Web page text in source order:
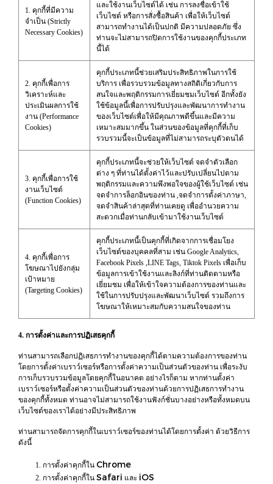
1. คุกกี้ที่มีความ
จำเป็น (Strictly
Necessary Cookies)
และใช้งานเว็บไซต์ได้ เช่น การลงชื่อเข้าใช้
เว็บไซต์ หรือการสั่งซื้อสินค้า เพื่อให้เว็บไซต์
สามารถทำงานได้เป็นปกติ มีความปลอดภัย ซึ่ง
ท่านจะไม่สามารถปิดการใช้งานของคุกกี้ประเภท
นี้ได้
2. คุกกี้เพื่อการ
วิเคราะห์และ
ประเมินผลการใช้
งาน (Performance
Cookies)
คุกกี้ประเภทนี้ช่วยเสริมประสิทธิภาพในการใช้
บริการ เพื่อรวบรวมข้อมูลทางสถิติเกี่ยวกับการ
สนใจและพฤติกรรมการเยี่ยมชมเว็บไซต์ อีกทั้งยัง
ใช้ข้อมูลนี้เพื่อการปรับปรุงและพัฒนาการทำงาน
ของเว็บไซต์เพื่อให้มีคุณภาพดีขึ้นและมีความ
เหมาะสมมากขึ้น ในส่วนของข้อมูลที่คุกกี้ที่เก็บ
รวบรวมนี้จะเป็นข้อมูลที่ไม่สามารถระบุตัวตนได้
3. คุกกี้เพื่อการใช้
งานเว็บไซต์
(Function Cookies)
คุกกี้ประเภทนี้จะช่วยให้เว็บไซต์ จดจำตัวเลือก
ต่าง ๆ ที่ท่านได้ตั้งค่าไว้และปรับเปลี่ยนไปตาม
พฤติกรรมและความพึงพอใจของผู้ใช้เว็บไซต์ เช่น
จดจำการล็อกอินของท่าน ,จดจำการตั้งค่าภาษา,
จดจำสินค้าล่าสุดที่ท่านเคยดู เพื่ออำนวยความ
สะดวกเมื่อท่านกลับเข้ามาใช้งานเว็บไซต์
4. คุกกี้เพื่อการ
โฆษณาไปยังกลุ่ม
เป้าหมาย
(Targeting Cookies)
คุกกี้ประเภทนี้เป็นคุกกี้ที่เกิดจากการเชื่อมโยง
เว็บไซต์ของบุคคลที่สาม เช่น Google Analytics,
Facebook Pixels ,LINE Tags, Tiktok Pixels เพื่อเก็บ
ข้อมูลการเข้าใช้งานและลิงก์ที่ท่านติดตามหรือ
เยี่ยมชม เพื่อให้เข้าใจความต้องการของท่านและ
ใช้ในการปรับปรุงและพัฒนาเว็บไซต์ รวมถึงการ
โฆษณาให้เหมาะสมกับความสนใจของท่าน
4. การตั้งค่าและการปฏิเสธคุกกี้
ท่านสามารถเลือกปฏิเสธการทำงานของคุกกี้ได้ตามความต้องการของท่าน
โดยการตั้งค่าเบราว์เซอร์หรือการตั้งค่าความเป็นส่วนตัวของท่าน เพื่อระงับ
การเก็บรวบรวมข้อมูลโดยคุกกี้ในอนาคต อย่างไรก็ตาม หากท่านตั้งค่า
เบราว์เซอร์หรือตั้งค่าความเป็นส่วนตัวของท่านด้วยการปฏิเสธการทำงาน
ของคุกกี้ทั้งหมด ท่านอาจไม่สามารถใช้งานฟังก์ชั่นบางอย่างหรือทั้งหมดบน
เว็บไซต์ของเราได้อย่างมีประสิทธิภาพ
ท่านสามารถจัดการคุกกี้ในเบราว์เซอร์ของท่านได้โดยการตั้งค่า ด้วยวิธีการ
ดังนี้
การตั้งค่าคุกกี้ใน Chrome
การตั้งค่าคุกกี้ใน Safari และ iOS